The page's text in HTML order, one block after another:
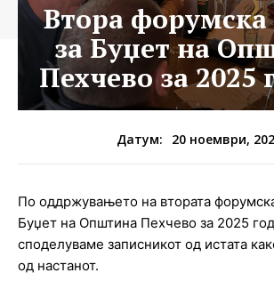
Втора форумска
за Буџет на
Пехчево за 2025
Датум: 20 ноември,
По оддржувањето на втората
Буџет на Општина Пехчево за 2025
споделуваме записникот од истата
од настанот.